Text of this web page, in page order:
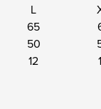
L
65
50
12